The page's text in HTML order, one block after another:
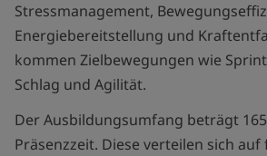
Stressmanagement,
Energiebereitstellung und
kommen Zielbewegungen wie
Schlag und Agilität.
Der Ausbildungsumfang beträgt
Präsenzzeit. Diese verteilen sich